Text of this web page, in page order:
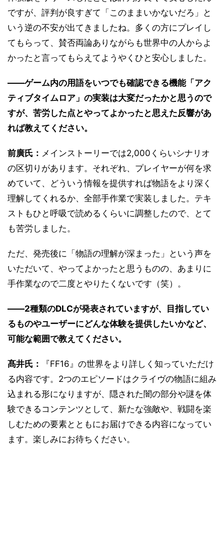
ですが、評判が良すぎて「このままいかないだろ」と
いう逆の不安が出てきましたね。多くの方にプレイし
てもらって、賛否両論ありながらも世界中の人からよ
かったと言ってもらえてようやくひと安心しました。
――ゲーム内の用語をいつでも確認できる機能「アク
ティブタイムロア」の実装は大変だったかと思うので
すが、苦労した点とやってよかったと思えた反響があ
れば教えてください。
前廣氏： メインストーリーでは2,000くらいシナリオ
の区切りがあります。それぞれ、プレイヤーが何を求
めていて、どういう情報を提供すれば物語をより深く
理解してくれるか、全部手作業で実装しました。テキ
ストもひと呼吸で読めるくらいに調整したので、とて
も苦労しました。
ただ、発売後に「物語の理解が深まった」という声を
いただいて、やってよかったと思うものの、あまりに
手作業なので二度とやりたくないです（笑）。
――2種類のDLCが発表されていますが、目指してい
るものやユーザーにどんな体験を提供したいかなど、
可能な範囲で教えてください。
髙井氏：
『FF16』の世界をより詳しく知っていただけ
る内容です。2つのエピソードはクライヴの物語に組み
込まれる形になりますが、隠された闇の部分や謎を体
験できるコンテンツとして、新たな強敵や、戦闘を楽
しむための要素とともにお届けできる内容になってい
ます。楽しみにお待ちください。